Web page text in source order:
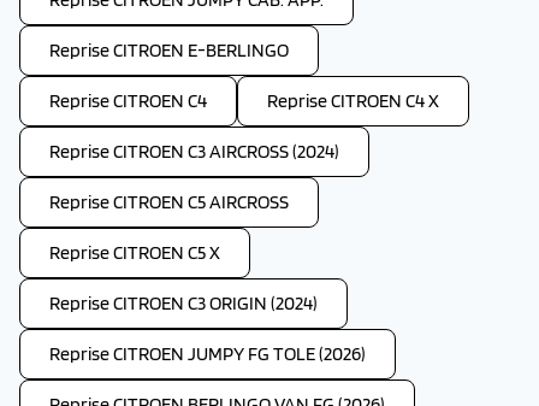
Reprise CITROEN E-BERLINGO
Reprise CITROEN C4 Reprise CITROEN C4 X
Reprise CITROEN C3 AIRCROSS (2024)
Reprise CITROEN C5 AIRCROSS
Reprise CITROEN C5 X
Reprise CITROEN C3 ORIGIN (2024)
Reprise CITROEN JUMPY FG TOLE (2026)